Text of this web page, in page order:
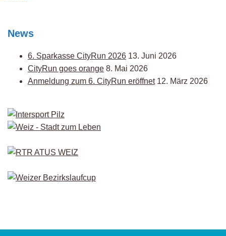
News
6. Sparkasse CityRun 2026 13. Juni 2026
CityRun goes orange 8. Mai 2026
Anmeldung zum 6. CityRun eröffnet 12. März 2026